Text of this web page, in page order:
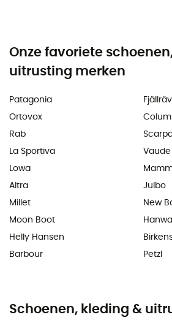
Onze favoriete
uitrusting merken
Patagonia
Ortovox
Rab
La Sportiva
Lowa
Altra
Millet
Moon Boot
Helly Hansen
Barbour
Vaude
Julbo
New
Petzl
Schoenen, kleding &